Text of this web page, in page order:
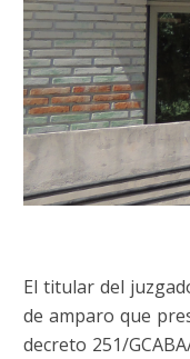
El titular del
de amparo que
decreto 251/